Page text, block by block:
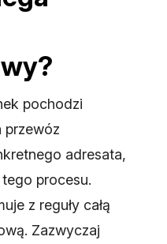
pochodzi
przewóz
adresata,
procesu.
z reguły całą
Zazwyczaj